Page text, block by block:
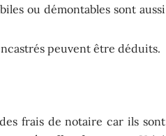
ou démontables sont aussi
peuvent être déduits.
frais de notaire car ils sont